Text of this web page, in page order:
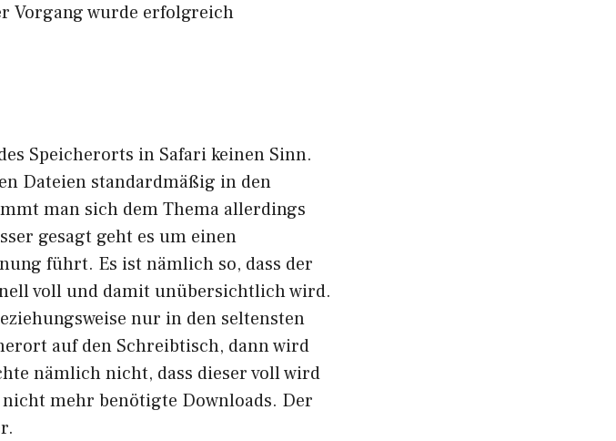
Vorgang wurde erfolgreich
Speicherorts in Safari keinen Sinn.
Dateien standardmäßig in den
man sich dem Thema allerdings
gesagt geht es um einen
führt. Es ist nämlich so, dass der
voll und damit unübersichtlich wird.
nur in den seltensten
auf den Schreibtisch, dann wird
nämlich nicht, dass dieser voll wird
mehr benötigte Downloads. Der